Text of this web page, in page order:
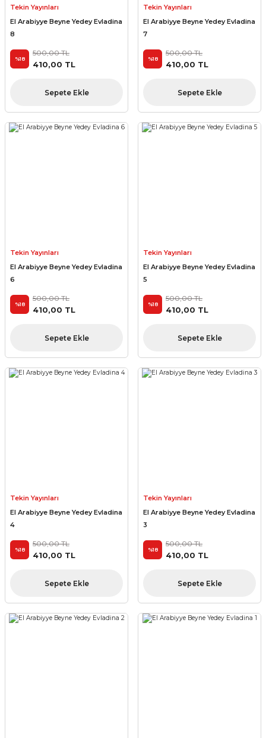
Tekin Yayınları
El Arabiyye Beyne Yedey Evladina
8
%18
500,00 TL
410,00 TL
Sepete Ekle
Tekin Yayınları
El Arabiyye Beyne Yedey Evladina
7
%18
500,00 TL
410,00 TL
Sepete Ekle
Tekin Yayınları
El Arabiyye Beyne Yedey Evladina
6
%18
500,00 TL
410,00 TL
Sepete Ekle
Tekin Yayınları
El Arabiyye Beyne Yedey Evladina
5
%18
500,00 TL
410,00 TL
Sepete Ekle
Tekin Yayınları
El Arabiyye Beyne Yedey Evladina
4
%18
500,00 TL
410,00 TL
Sepete Ekle
Tekin Yayınları
El Arabiyye Beyne Yedey Evladina
3
%18
500,00 TL
410,00 TL
Sepete Ekle